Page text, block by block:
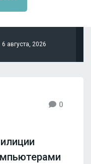
6 августа, 2026
0